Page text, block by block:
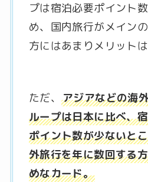
プは宿泊必要ポイント
め、国内旅行がメイン
方にはあまりメリットは
ただ、 アジアなどの海
ループは日本に比べ、
ポイント数が少ないと
外旅行を年に数回する
めなカード。